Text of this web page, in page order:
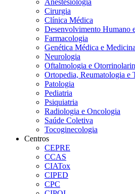
Anestesiologia
Cirurgia
Clínica Médica
Desenvolvimento Humano
Farmacologia
Genética Médica e
Neurologia
Oftalmologia e
Ortopedia, Reumatologia e
Patologia
Pediatria
Psiquiatria
Radiologia e Oncologia
Saúde Coletiva
Tocoginecologia
Centros
CEPRE
CCAS
CIATox
CIPED
CPC